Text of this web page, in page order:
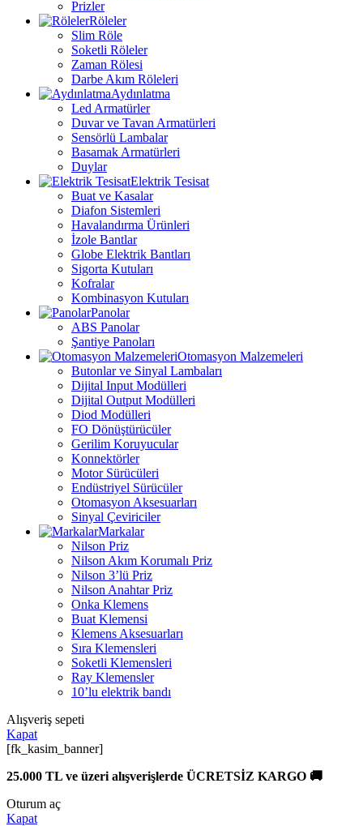
Prizler
Röleler
Slim Röle
Soketli Röleler
Zaman Rölesi
Darbe Akım Röleleri
Aydınlatma
Led Armatürler
Duvar ve Tavan Armatürleri
Sensörlü Lambalar
Basamak Armatürleri
Duylar
Elektrik Tesisat
Buat ve Kasalar
Diafon Sistemleri
Havalandırma Ürünleri
İzole Bantlar
Globe Elektrik Bantları
Sigorta Kutuları
Kofralar
Kombinasyon Kutuları
Panolar
ABS Panolar
Şantiye Panoları
Otomasyon Malzemeleri
Butonlar ve Sinyal Lambaları
Dijital Input Modülleri
Dijital Output Modülleri
Diod Modülleri
FO Dönüştürücüler
Gerilim Koruyucular
Konnektörler
Motor Sürücüleri
Endüstriyel Sürücüler
Otomasyon Aksesuarları
Sinyal Çeviriciler
Markalar
Nilson Priz
Nilson Akım Korumalı Priz
Nilson 3’lü Priz
Nilson Anahtar Priz
Onka Klemens
Buat Klemensi
Klemens Aksesuarları
Sıra Klemensleri
Soketli Klemensleri
Ray Klemensler
10’lu elektrik bandı
Alışveriş sepeti
Kapat
[fk_kasim_banner]
25.000 TL ve üzeri alışverişlerde ÜCRETSİZ KARGO 🚚
Oturum aç
Kapat